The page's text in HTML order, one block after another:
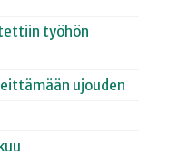
työhön
ujouden